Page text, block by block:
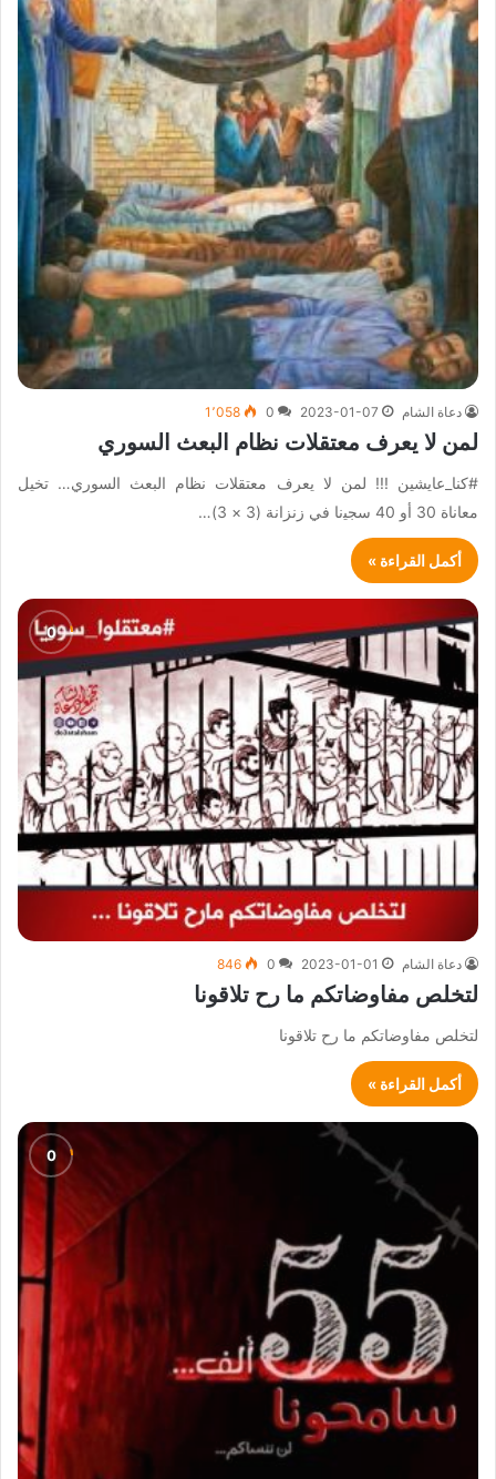
دعاة الشام 2023-01-07
0 1٬058
لمن لا يعرف معتقلات نظام البعث السوري
#كنا_عايشين !!! لمن لا يعرف معتقلات نظام البعث السوري… تخيل
ﻣﻌﺎﻧﺎﺓ 30 أو 40 ﺳﺠﻴنا ﻓﻲ ﺯﻧﺰﺍﻧﺔ (3 × 3)…
أكمل القراءة »
دعاة الشام 2023-01-01
0
846
لتخلص مفاوضاتكم ما رح تلاقونا
لتخلص مفاوضاتكم ما رح تلاقونا
أكمل القراءة »